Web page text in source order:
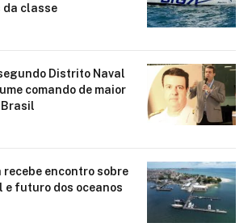
da classe
Distrito Naval
comando de maior
recebe encontro sobre
e futuro dos oceanos